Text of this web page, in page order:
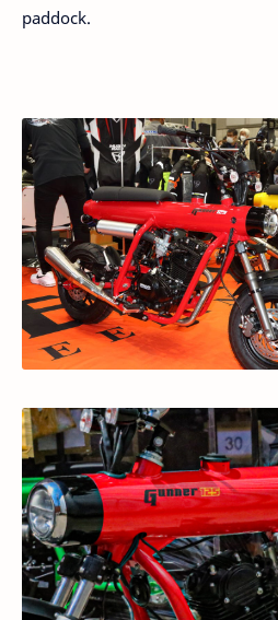
paddock.